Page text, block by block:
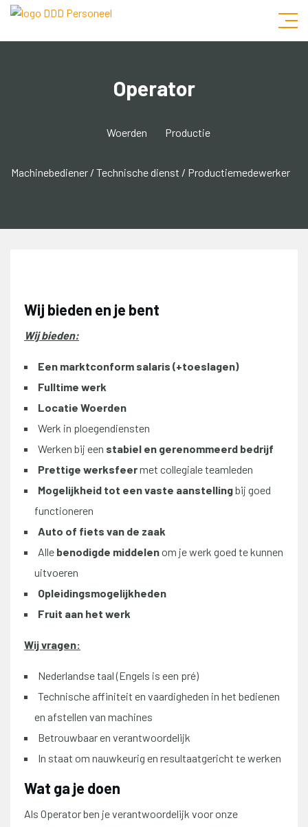
Operator
Woerden Productie
Machinebediener Technische dienst Productiemedewerker
Wij bieden en je bent
Wij bieden:
Een marktconform salaris (+toeslagen)
Fulltime werk
Locatie Woerden
Werk in ploegendiensten
Werken bij een stabiel en gerenommeerd bedrijf
Prettige werksfeermet collegiale teamleden
Mogelijkheid tot een vaste aanstellingbij goed
functioneren
Auto of fiets van de zaak
Alle benodigde middelenom je werk goed te kunnen
uitvoeren
Opleidingsmogelijkheden
Fruit aan het werk
Wij vragen:
Nederlandse taal (Engels is een pré)
Technische affiniteit en vaardigheden in het bedienen
en afstellen van machines
Betrouwbaar en verantwoordelijk
In staat om nauwkeurig en resultaatgericht te werken
Wat ga je doen
Als Operator ben je verantwoordelijk voor onze